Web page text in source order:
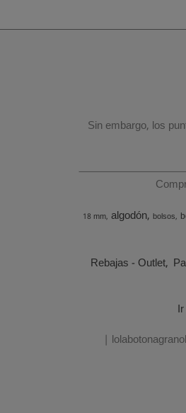
Sin embargo, los
18 mm algodón bolsos
Rebajas - Outlet
|